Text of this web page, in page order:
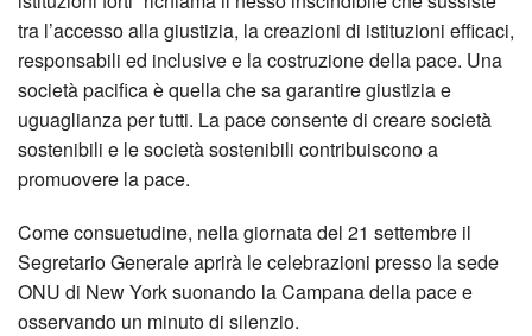
tra l’accesso alla giustizia, la creazioni di istituzioni efficaci,
responsabili ed inclusive e la costruzione della pace. Una
società pacifica è quella che sa garantire giustizia e
uguaglianza per tutti. La pace consente di creare società
sostenibili e le società sostenibili contribuiscono a
promuovere la pace.
Come consuetudine, nella giornata del 21 settembre il
Segretario Generale aprirà le celebrazioni presso la sede
ONU di New York suonando la Campana della pace e
osservando un minuto di silenzio.